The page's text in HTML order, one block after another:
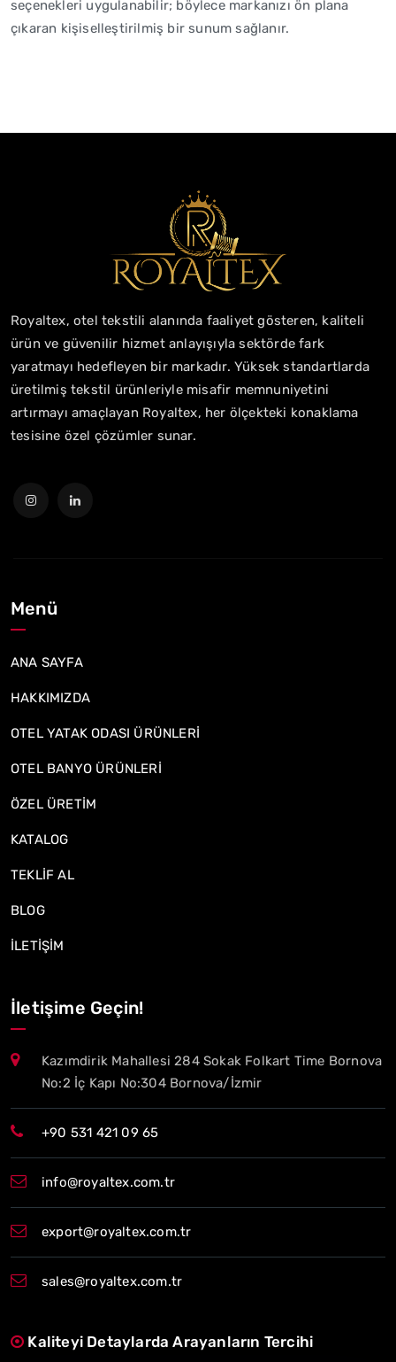
seçenekleri uygulanabilir; böylece markanızı ön plana
çıkaran kişiselleştirilmiş bir sunum sağlanır.
Royaltex, otel tekstili alanında faaliyet gösteren, kaliteli
ürün ve güvenilir hizmet anlayışıyla sektörde fark
yaratmayı hedefleyen bir markadır. Yüksek standartlarda
üretilmiş tekstil ürünleriyle misafir memnuniyetini
artırmayı amaçlayan Royaltex, her ölçekteki konaklama
tesisine özel çözümler sunar.
Menü
ANA SAYFA
HAKKIMIZDA
OTEL YATAK ODASI ÜRÜNLERİ
OTEL BANYO ÜRÜNLERİ
ÖZEL ÜRETİM
KATALOG
TEKLİF AL
BLOG
İLETİŞİM
İletişime Geçin!
Kazımdirik Mahallesi 284 Sokak Folkart Time Bornova
No:2 İç Kapı No:304 Bornova/İzmir
+90 531 421 09 65
info@royaltex.com.tr
export@royaltex.com.tr
sales@royaltex.com.tr
Kaliteyi Detaylarda Arayanların Tercihi